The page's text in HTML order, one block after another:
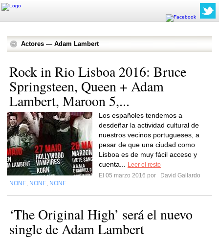
Actores — Adam Lambert
Rock in Rio Lisboa 2016: Bruce
Springsteen, Queen + Adam
Lambert, Maroon 5,...
Los españoles tendemos a
desdeñar la actividad cultural de
nuestros vecinos portugueses, a
pesar de que una ciudad como
Lisboa es de muy fácil acceso y
cuenta...
Leer el resto
El 05 marzo 2016 por
David Gallardo
NONE NONE NONE
‘The Original High’ será el nuevo
single de Adam Lambert